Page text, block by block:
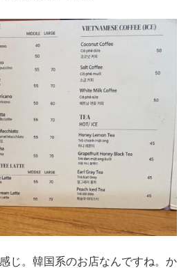
じ。韓国系のお店なんですね。か